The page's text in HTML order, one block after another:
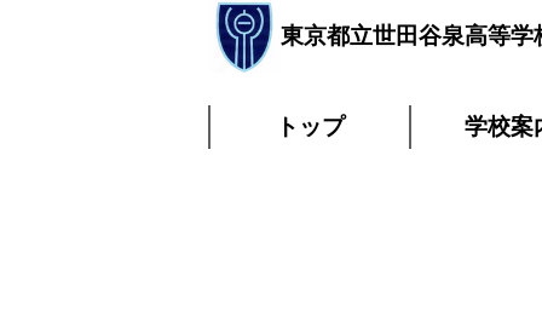
東京都立世田谷泉高等
トップ 学校案